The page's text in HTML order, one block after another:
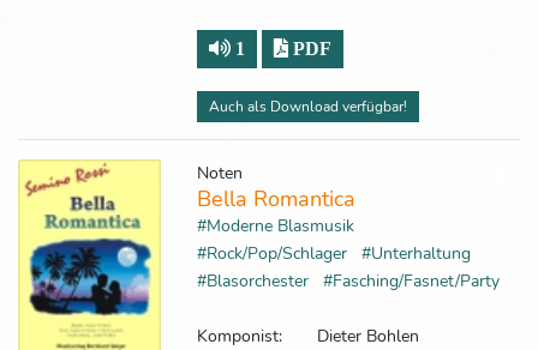
1 PDF
Auch als Download verfügbar!
Noten
Bella Romantica
#Moderne Blasmusik
#Rock/Pop/Schlager
#Unterhaltung
#Blasorchester
#Fasching/Fasnet/Party
Komponist:
Dieter Bohlen